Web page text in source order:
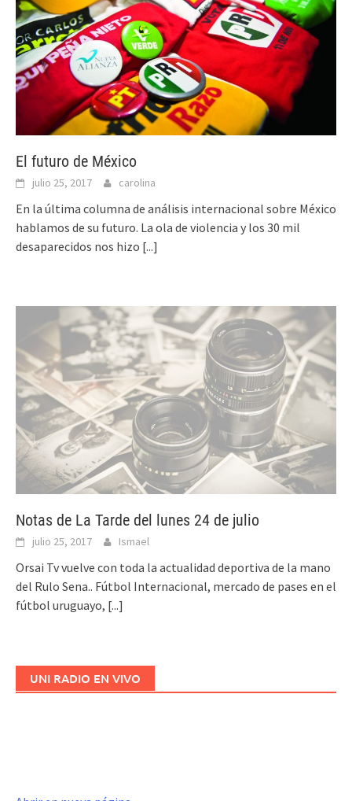
El futuro de México
julio 25, 2017 carolina
En la última columna de análisis internacional sobre México
hablamos de su futuro. La ola de violencia y los 30 mil
desaparecidos nos hizo [...]
Notas de La Tarde del lunes 24 de julio
julio 25, 2017 Ismael
Orsai Tv vuelve con toda la actualidad deportiva de la mano
del Rulo Sena.. Fútbol Internacional, mercado de pases en el
fútbol uruguayo, [...]
UNI RADIO EN VIVO